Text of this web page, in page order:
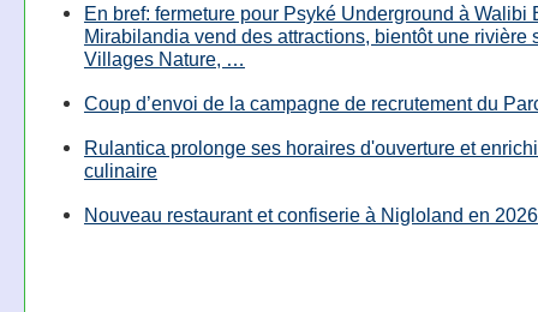
En bref: fermeture pour Psyké Underground à Walibi
Mirabilandia vend des attractions, bientôt une rivière
Villages Nature, …
Coup d’envoi de la campagne de recrutement du
Rulantica prolonge ses horaires d'ouverture et
culinaire
Nouveau restaurant et confiserie à Nigloland en 2026